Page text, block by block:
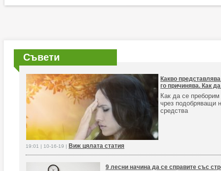
Съвети
Какво
го причинява. Как
Как да се преборим
чрез подобряващи
средства
19:01 | 10-16-19 | Виж цялата статия
9 лесни начина да се справите със